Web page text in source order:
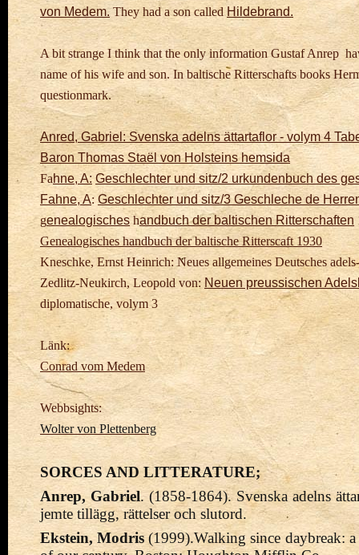
von Medem.They had a son called Hildebrand.
A bit strange I think that the only information Gustaf Anrep
name of his wifeand son. In baltische Ritterschafts books
questionmark.
Anred, Gabriel: Svenska adelns ättartaflor - volym 4
Baron Thomas Staël von Holsteins hemsida
Fahne, A: Geschlechter und sitz/2 urkundenbuch des
Fahne, A: Geschlechter und sitz/3 Geschleche de
genealogisches handbuch der baltischen Ritterschaften
Genealogisches handbuch der baltische Ritterscaft 1930
Kneschke, Ernst Heinrich: Neues allgemeines Deutsches
Zedlitz-Neukirch, Leopold von: Neuen preussischen
diplomatische, volym 3
Länk:
Conrad vom Medem
Webbsights:
Wolter von Plettenberg
SORCES AND LITTERATURE;
Anrep, Gabriel. (1858-1864). Svenska adelns
jemte tillägg, rättelser och slutord.
Ekstein, Modris (1999).Walking since daybreak: